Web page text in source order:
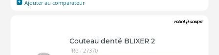
Ajouter au comparateur
Couteau denté BLIXER 2
Ref: 27370